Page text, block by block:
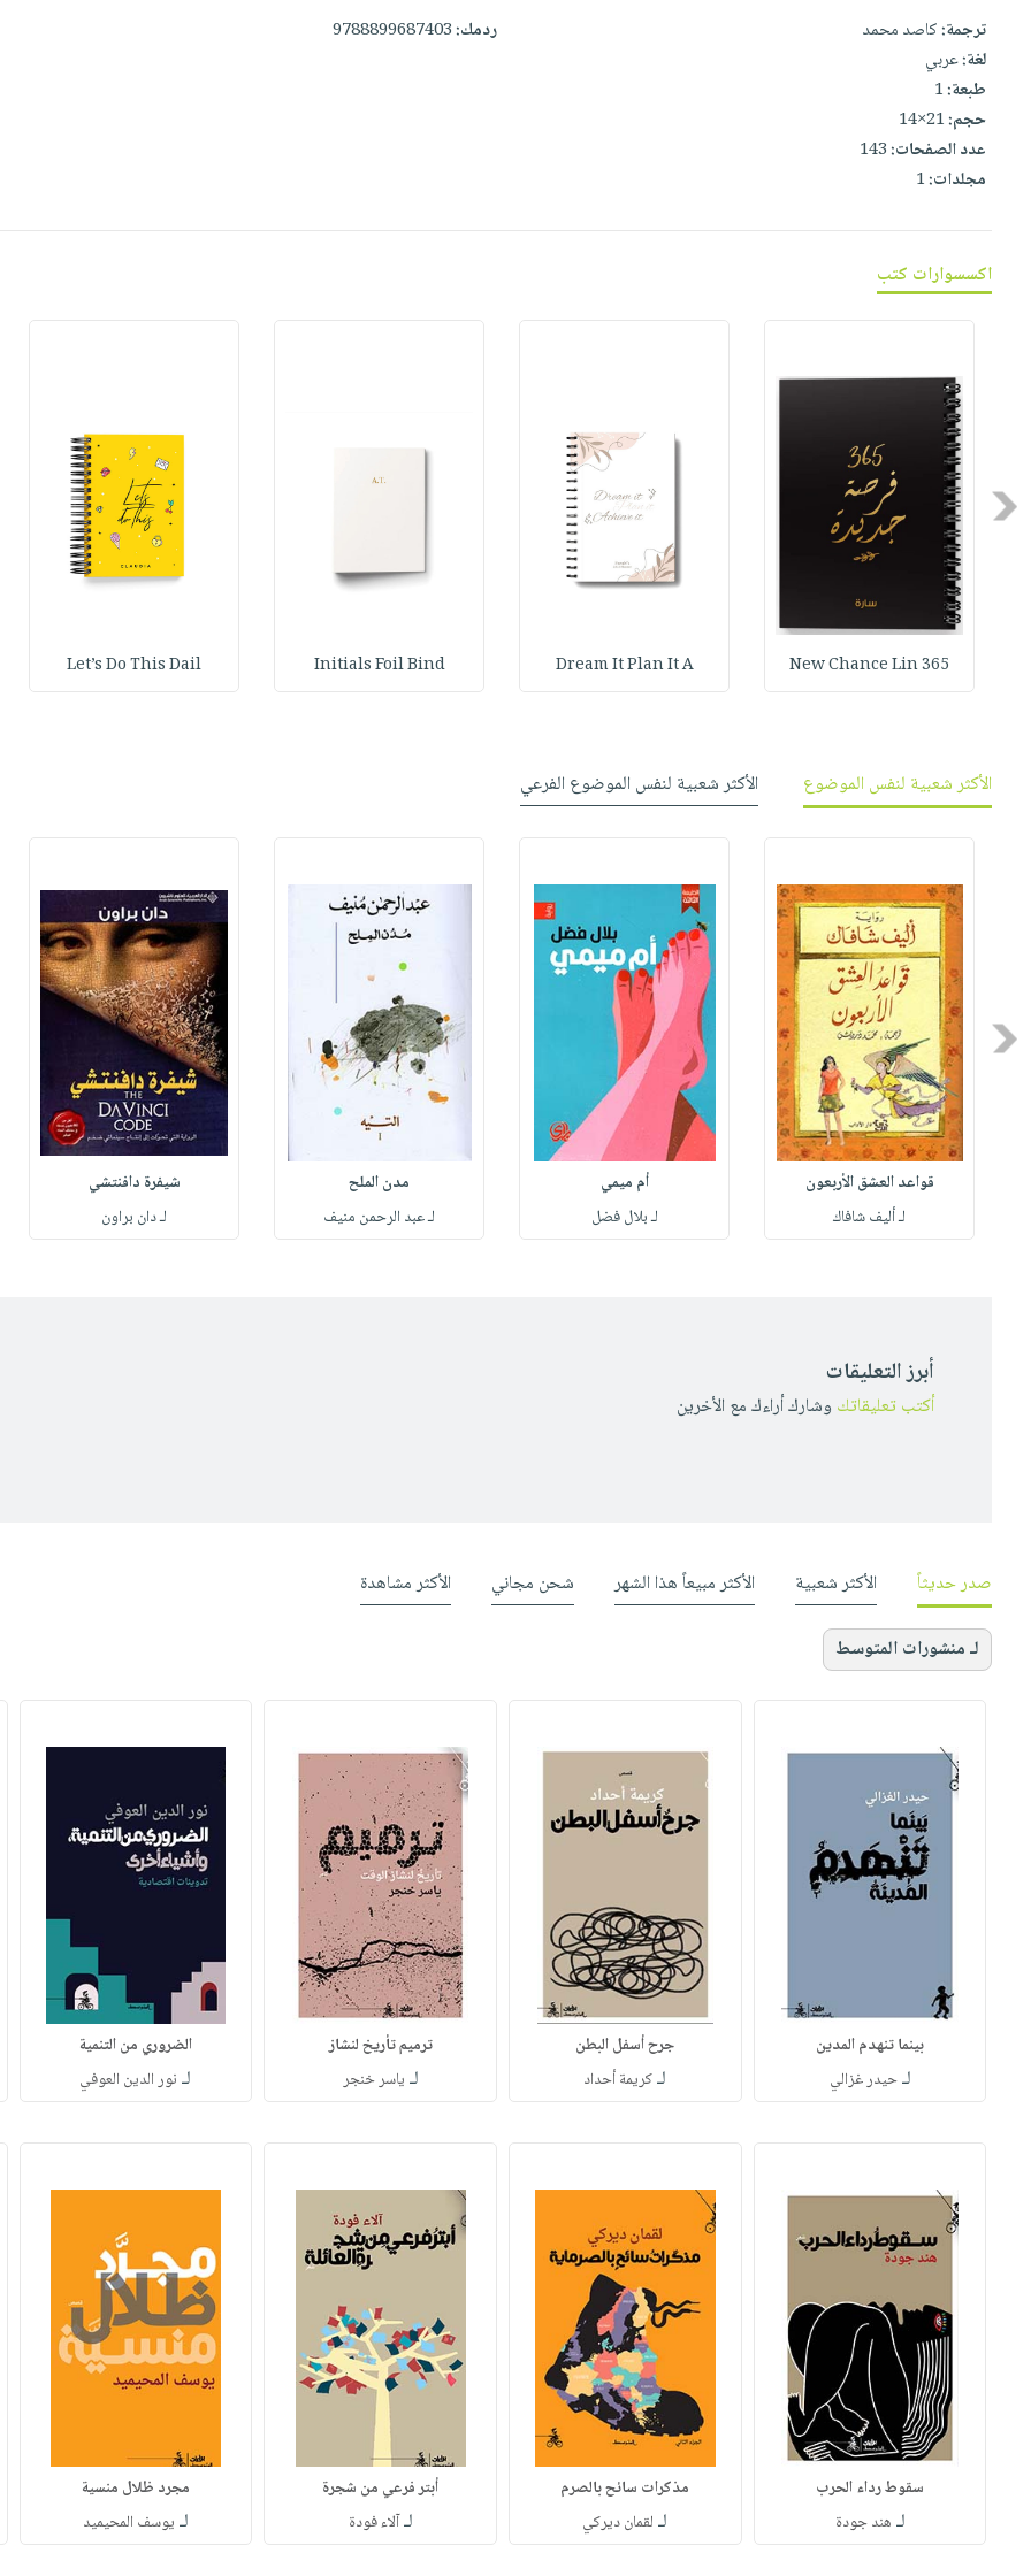
أطفال
مناسبات
فيديوهات
أسئلة
يتكرر
طرحها
خدمات
نيل
كتابك
تواصل
عربة
التسوق
نشرة
الإصدارات
ترجمة:كاصد محمد
لغة:عربي
طبعة:1
حجم:21×14
عدد الصفحات:143
مجلدات:1
ردمك:9788899687403
اكسسوارات كتب
Previous
365 New Chance Lin
Dream It Plan It A
Initials Foil Bind
Let’s Do This Dail
الأكثر شعبية لنفس الموضوع الأكثر شعبية لنفس الموضوع الفرعي
Previous
قواعد العشق الأربعون
لـ أليف شافاك
أم ميمي
لـ بلال فضل
مدن الملح
لـ عبد الرحمن منيف
شيفرة دافنتشي
لـ دان براون
أبرز التعليقات
أكتب تعليقاتك وشارك أراءك مع الأخرين
صدر حديثاً الأكثر شعبية الأكثر مبيعاً هذا الشهر شحن مجاني الأكثر مشاهدة
لـ منشورات المتوسط
بينما تنهدم المدين
لـحيدر غزالي
جرح أسفل البطن
لـكريمة أحداد
ترميم تأريخ لنشاز
لـ ياسر خنجر
الضروري من التنمية
لـ نور الدين العوفي
سقوط رداء الحرب
لـ هند جودة
مذكرات سائح بالصرم
لـ لقمان ديركي
أبتر فرعي من شجرة
لـآلاء فودة
مجرد ظلال منسية
لـ يوسف المحيميد